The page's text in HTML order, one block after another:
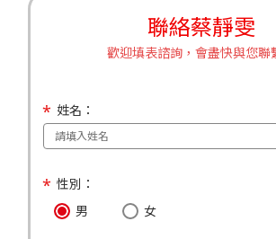
聯絡蔡靜雯
歡迎填表諮詢，會盡快與您聯
姓名：
性別：
男
女